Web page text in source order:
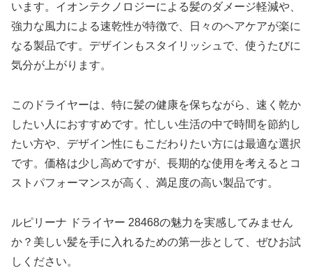
います。イオンテクノロジーによる髪のダメージ軽減や、
強力な風力による速乾性が特徴で、日々のヘアケアが楽に
なる製品です。デザインもスタイリッシュで、使うたびに
気分が上がります。
このドライヤーは、特に髪の健康を保ちながら、速く乾か
したい人におすすめです。忙しい生活の中で時間を節約し
たい方や、デザイン性にもこだわりたい方には最適な選択
です。価格は少し高めですが、長期的な使用を考えるとコ
ストパフォーマンスが高く、満足度の高い製品です。
ルピリーナ ドライヤー 28468の魅力を実感してみません
か？美しい髪を手に入れるための第一歩として、ぜひお試
しください。